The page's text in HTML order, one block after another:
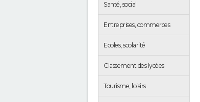
Santé, social
Entreprises, commerces
Ecoles, scolarité
Classement des lycées
Tourisme, loisirs